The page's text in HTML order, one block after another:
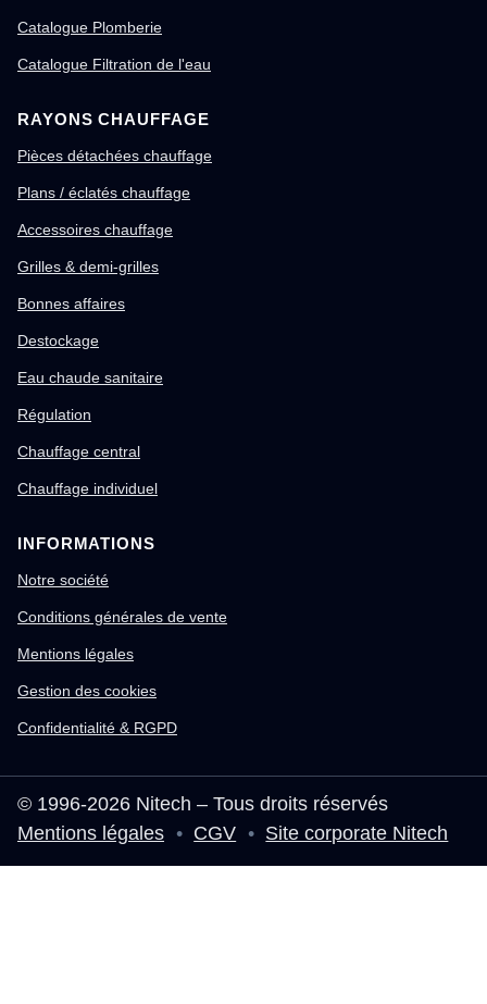
Catalogue Plomberie
Catalogue Filtration de l'eau
RAYONS CHAUFFAGE
Pièces détachées chauffage
Plans / éclatés chauffage
Accessoires chauffage
Grilles & demi-grilles
Bonnes affaires
Destockage
Eau chaude sanitaire
Régulation
Chauffage central
Chauffage individuel
INFORMATIONS
Notre société
Conditions générales de vente
Mentions légales
Gestion des cookies
Confidentialité & RGPD
© 1996-2026 Nitech – Tous droits réservés
Mentions légales • CGV • Site corporate Nitech